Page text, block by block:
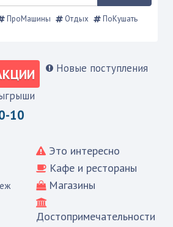
ПроМашины Отдых
ПоКушать
Новые поступления
10
Это интересно
Кафе и рестораны
Магазины
Достопримечательности